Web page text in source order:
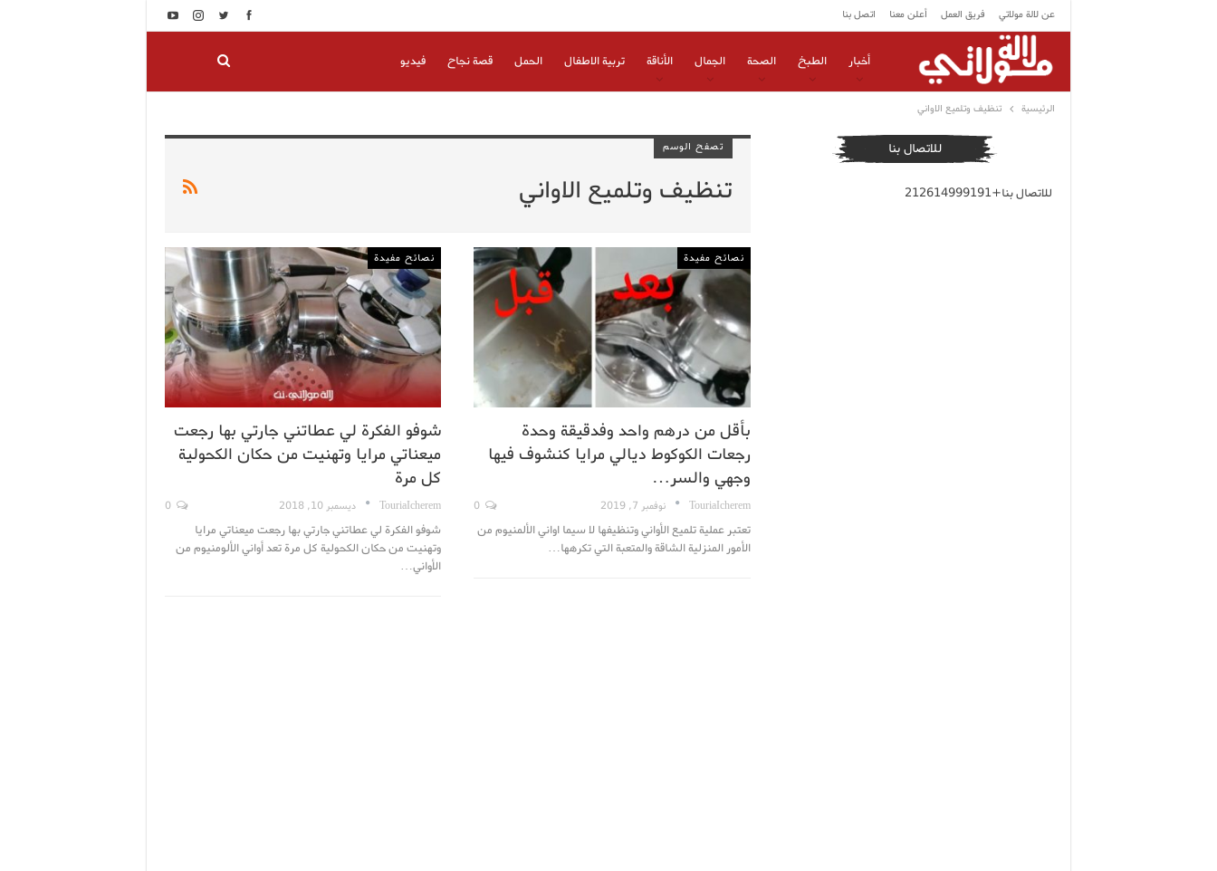
عن لالة مولاتي فريق العمل أعلن معنا اتصل بنا
أخبار الطبخ الصحة الجمال الأناقة تربية الاطفال الحمل قصة نجاح فيديو
الرئيسية تنظيف وتلميع الاواني
تصفح الوسم
تنظيف وتلميع الاواني
نصائح مفيدة
بأقل من درهم واحد وفدقيقة وحدة
رجعات الكوكوط ديالي مرايا كنشوف فيها
وجهي والسر…
TouriaIcherem نوفمبر 7, 2019
تعتبر عملية تلميع الأواني وتنظيفها لا سيما اواني الألمنيوم من
الأمور المنزلية الشاقة والمتعبة التي تكرهها…
نصائح مفيدة
شوفو الفكرة لي عطاتني جارتي بها رجعت
ميعناتي مرايا وتهنيت من حكان الكحولية
كل مرة
TouriaIcherem ديسمبر 10, 2018
شوفو الفكرة لي عطاتني جارتي بها رجعت ميعناتي مرايا
وتهنيت من حكان الكحولية كل مرة تعد أواني الألومنيوم من
الأواني…
للاتصال بنا
للاتصال بنا+212614999191